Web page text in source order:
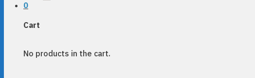
0
Cart
No products in the cart.